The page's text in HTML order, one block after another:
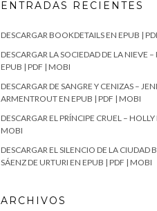
ENTRADAS RECIENTES
DESCARGAR BOOKDETAILS EN EPUB |
DESCARGAR LA SOCIEDAD DE LA NIEVE –
EPUB | PDF | MOBI
DESCARGAR DE SANGRE Y CENIZAS –
ARMENTROUT EN EPUB | PDF | MOBI
DESCARGAR EL PRÍNCIPE CRUEL –
MOBI
DESCARGAR EL SILENCIO DE LA CIUDAD
SÁENZ DE URTURI EN EPUB | PDF | MOBI
ARCHIVOS